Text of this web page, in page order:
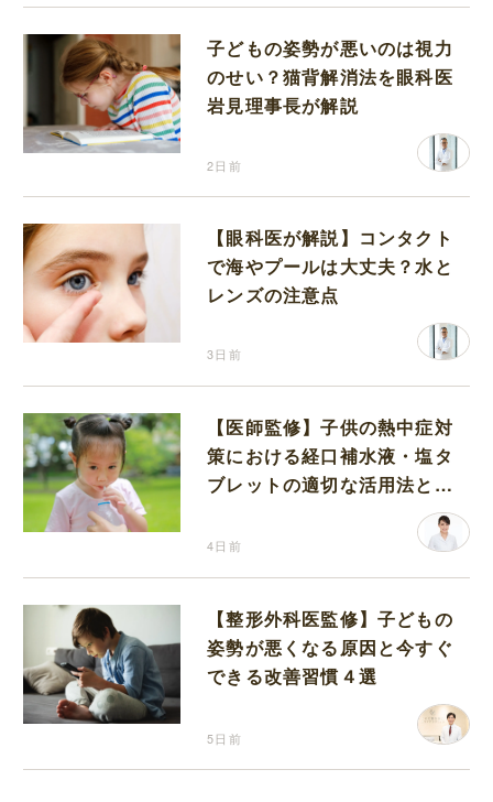
子どもの姿勢が悪いのは視力
のせい？猫背解消法を眼科医
岩見理事長が解説
2日前
【眼科医が解説】コンタクト
で海やプールは大丈夫？水と
レンズの注意点
3日前
【医師監修】子供の熱中症対
策における経口補水液・塩タ
ブレットの適切な活用法と水
4日前
【整形外科医監修】子どもの
姿勢が悪くなる原因と今すぐ
できる改善習慣４選
5日前